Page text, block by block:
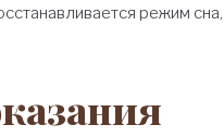
режим